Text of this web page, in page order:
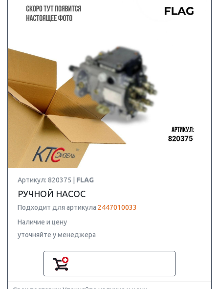
Артикул: 820375 | FLAG
РУЧНОЙ НАСОС
Подходит для артикула 2447010033
Наличие и цену
уточняйте у менеджера